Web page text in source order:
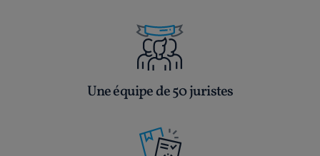
Une équipe de 50 juristes